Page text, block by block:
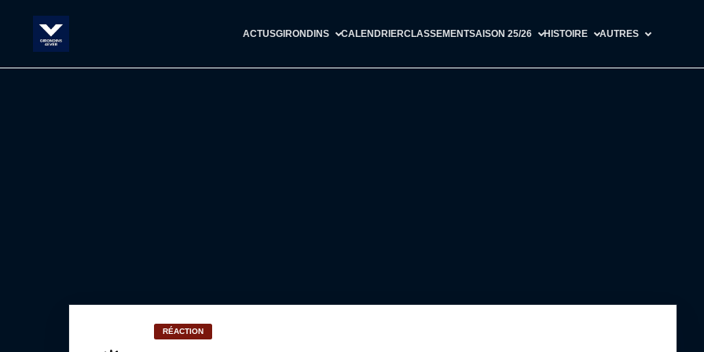
ACTUSGIRONDINS CALENDRIERCLASSEMENTSAISON 25/26 HISTOIRE AUTRES
RÉACTION